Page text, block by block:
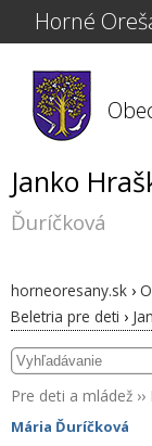
Horné
Janko
Ďuríčková
horneoresany.sk ›
Beletria pre deti ›
Pre deti a mládež ››
Mária Ďuríčková